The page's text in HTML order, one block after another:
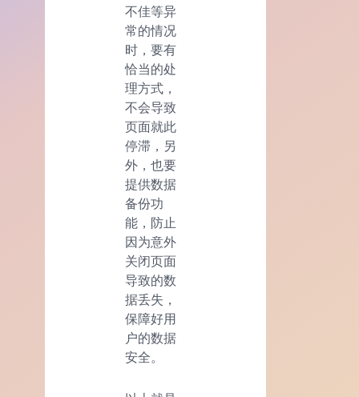
不佳等异
常的情况
时，要有
恰当的处
理方式，
不会导致
页面就此
停滞，另
外，也要
提供数据
备份功
能，防止
因为意外
关闭页面
导致的数
据丢失，
保障好用
户的数据
安全。